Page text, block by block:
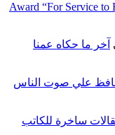
Award “For Service to
آخر ما حكاه عمنا
ضرار يحافظ علي صوت الناس
ساخرة للكاتب